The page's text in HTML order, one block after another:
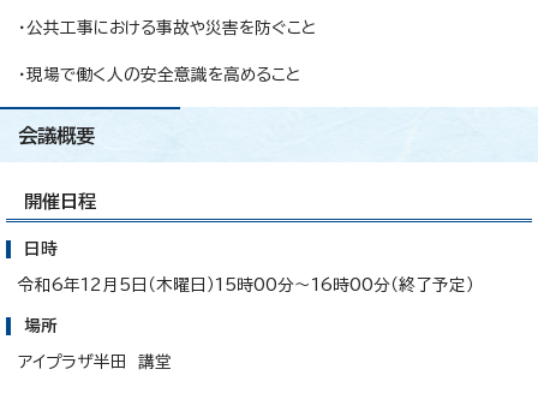
・公共工事における事故や災害を防ぐこと
・現場で働く人の安全意識を高めること
会議概要
開催日程
日時
令和6年12月5日（木曜日）15時00分～16時00分（終了予定）
場所
アイプラザ半田 講堂